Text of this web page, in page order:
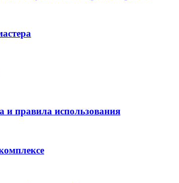
и правила использования